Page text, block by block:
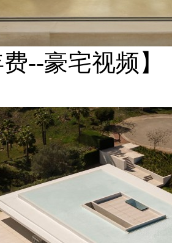
费--豪宅视频】